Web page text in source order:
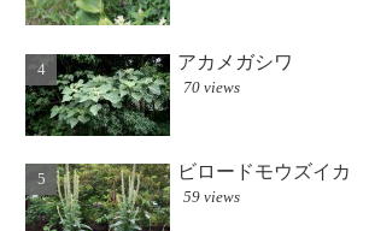
アカメガシワ
70 views
ビロードモウズイカ
59 views